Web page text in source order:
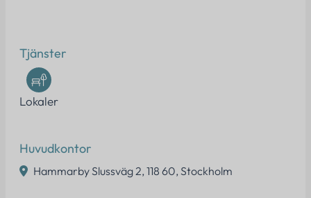
FAQ
Logga in
Kontakta oss
Tjänster
Lokaler
Huvudkontor
Hammarby Slussväg 2, 118 60, Stockholm